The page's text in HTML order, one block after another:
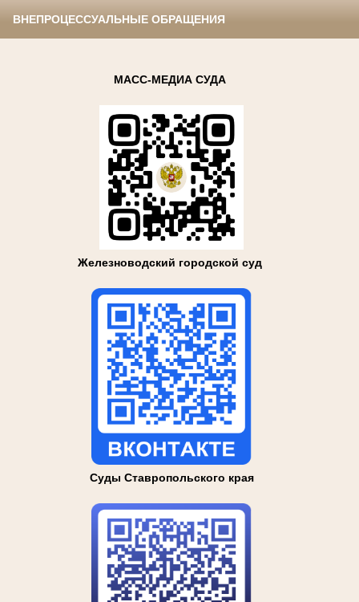
ВНЕПРОЦЕССУАЛЬНЫЕ ОБРАЩЕНИЯ
МАСС-МЕДИА СУДА
Железноводский городской суд
Суды Ставропольского края